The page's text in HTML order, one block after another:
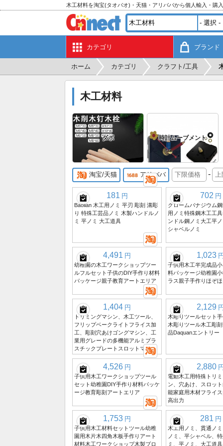
木工材料を淘宝(タオバオ)・天猫・アリババから個人輸入・購
カテゴリ ブランド
ホーム カテゴリ クラフト/工具
木工材料
ダボ 時計ムーブメント
淘宝/天猫 アリババ -
181 円
Baolian 木工用ノミ 平刃 彫刻 溝彫
り 特殊工芸品ノミ 木製ハンドルノ
ミ 平ノミ 大工道具
702 円
クロームバナジウム
用ノミ特殊鋼木工工
ンドル鋼ノミ大工平
シャベルノミ
4,491 円
幼稚園の木工ワークショップツー
ルフルセット子供のDIY手作り材料
パッケージ親子教育アートエリア
1,023
子供用木工半完成品
料パッケージ幼稚園
ラス親子手作りほぞ
1,404 円
トリミングマシン、木工ツール、
フリップベークライトフライス加
工、彫刻穴あけゴングマシン、工
業用グレードの多機能アルミプラ
スチックプレートスロットマシン
2,129
木彫りツールセット
木彫りツール木工彫
品Daquanエントリー
4,526 円
子供用木工ワークショップツール
セット幼稚園DIY手作り材料パッケ
ージ教育彫刻アートエリア
2,880
電動木工用特殊トリ
ン、穴あけ、スロッ
能家庭用木材フライ
高出力
1,753 円
子供用木工材料セットツール幼稚
園用木片木四角木板手作りアート
材料木工ワークショップ木製ブロ
281 円
木工用ノミ、貫通ノ
ノミ、平シャベル、
ミ、平ノミ、大工道